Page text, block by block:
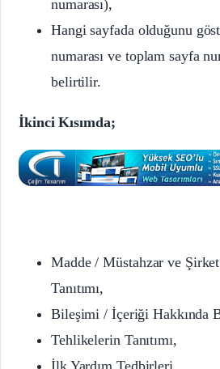
numarası),
Hangi sayfada olduğunu
numarası ve toplam sayfa
belirtilir.
İkinci Kısımda;
Madde / Müstahzar ve
Tanıtımı,
Bileşimi / İçeriği Hakkında
Tehlikelerin Tanıtımı,